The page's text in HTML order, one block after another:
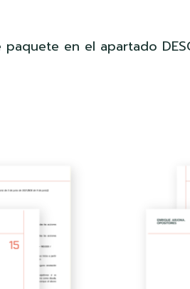
en el apartado